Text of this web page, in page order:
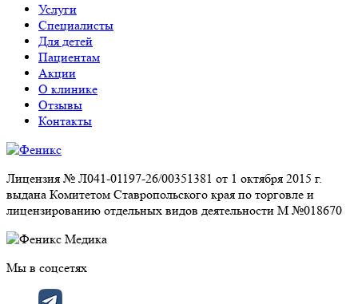
Услуги
Специалисты
Для детей
Пациентам
Акции
О клинике
Отзывы
Контакты
Лицензия № Л041-01197-26/00351381 от 1 октября 2015 г.
выдана Комитетом Ставропольского края по торговле и
лицензированию отдельных видов деятельности М №018670
Мы в соцсетях